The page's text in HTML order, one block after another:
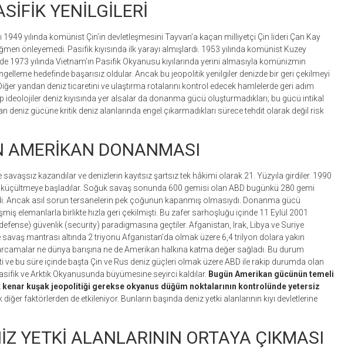
YENİLGİLERİ
yılında komünist Çin’in devletleşmesini Tayvan’a kaçan milliyetçi Çin lideri Çan Kay
önleyemedi. Pasifik kıyısında ilk yarayı almışlardı. 1953 yılında komünist Kuzey
1973 yılında Vietnam’ın Pasifik Okyanusu kıyılarında yerini almasıyla komünizmin
hedefinde başarısız oldular. Ancak bu jeopolitik yenilgiler denizde bir geri çekilmeyi
yandan deniz ticaretini ve ulaştırma rotalarını kontrol edecek hamlelerde geri adım
ideolojiler deniz kıyısında yer alsalar da donanma gücü oluşturmadıkları; bu gücü intikal
deniz gücüne kritik deniz alanlarında engel çıkarmadıkları sürece tehdit olarak değil risk
AMERİKAN DONANMASI
kazandılar ve denizlerin kayıtsız şartsız tek hâkimi olarak 21. Yüzyıla girdiler. 1990
küçültmeye başladılar. Soğuk savaş sonunda 600 gemisi olan ABD bugünkü 280 gemi
Ancak asıl sorun tersanelerin pek çoğunun kapanmış olmasıydı. Donanma gücü
elemanlarla birlikte hızla geri çekilmişti. Bu zafer sarhoşluğu içinde 11 Eylül 2001
güvenlik (security) paradigmasına geçtiler. Afganistan, Irak, Libya ve Suriye
mantrası altında 2 triyonu Afganistan’da olmak üzere 6,4 trilyon dolara yakın
ne dünya barışına ne de Amerikan halkına katma değer sağladı. Bu durum
ve bu süre içinde başta Çin ve Rus deniz güçleri olmak üzere ABD ile rakip durumda olan
ve Arktik Okyanusunda büyümesine seyirci kaldılar. Bugün Amerikan gücünün temeli
kuşak jeopolitiği gerekse okyanus düğüm noktalarının kontrolünde yetersiz
diğer faktörlerden de etkileniyor. Bunların başında deniz yetki alanlarının kıyı devletlerine
YETKİ ALANLARININ ORTAYA ÇIKMASI